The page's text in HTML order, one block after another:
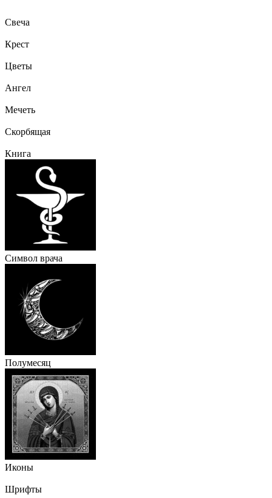
Свеча
Крест
Цветы
Ангел
Мечеть
Скорбящая
Книга
Символ врача
Полумесяц
Иконы
Шрифты